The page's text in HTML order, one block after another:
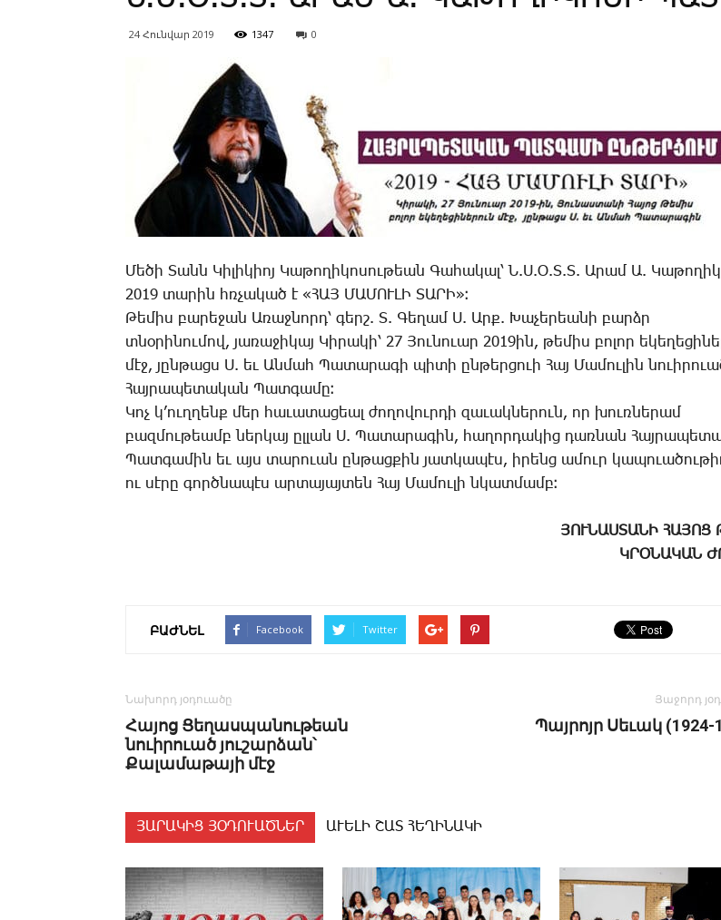
24 Հունվար 2019 1347 0
­Մե­ծի ­Տանն ­Կի­լի­կիոյ ­Կա­թո­ղի­կո­սու­թեան ­Գա­հա­կալ՝ Ն.Ս.Օ.Տ.Տ. Ա­րամ Ա.
2019 տա­րին հռչա­կած է «ՀԱՅ ՄԱՄՈՒԼԻ ՏԱՐԻ»։
­Թե­միս ­բա­րե­ջան Ա­ռաջ­նորդ՝ ­գերշ. Տ. ­Գե­ղամ Ս. Արք. ­Խա­չե­րեա­նի բարձր
տնօ­րի­նու­մով, յա­ռա­ջի­կայ ­Կի­րա­կի՝ 27 ­Յու­նո­ւար 2019ին, ­թե­միս բո­լոր
մէջ, յըն­թացս Ս. եւ Ան­մահ ­Պա­տա­րա­գի պի­տի ըն­թերցո­ւի ­Հայ ­Մա­մու­լին
­Հայ­րա­պե­տա­կան ­Պատ­գա­մը։
­Կոչ կ’ուղ­ղենք մեր հա­ւա­տա­ցեալ ժո­ղո­վուր­դի զա­ւակ­նե­րուն, որ խուռ­նե­րամ
բազ­մու­թեամբ ներ­կայ ըլ­լան Ս. ­Պա­տա­րա­գին, հա­ղոր­դա­կից դառ­նան
­Պատ­գա­մին եւ այս տա­րո­ւան ըն­թաց­քին յատ­կա­պէս, ի­րենց ա­մուր
ու սէ­րը գործ­նա­պէս ար­տա­յայ­տեն ­Հայ ­Մա­մու­լի նկատ­մամբ։
ՅՈՒՆԱՍՏԱՆԻ ՀԱՅՈՑ
ԿՐՕՆԱԿԱՆ
ԲԱԺՆԵԼ Facebook Twitter
Նախորդ յօդուածը
Հայոց Ցեղասպանութեան
նուիրուած յուշարձան՝
Քալամաթայի մէջ
Յաջորդ
Պայրոյր Սեւակ (1924-
ՅԱՐԱԿԻՑ ՅՕԴՈՒԱԾՆԵՐ ԱՒԵԼԻ ՇԱՏ ՀԵՂԻՆԱԿԻ